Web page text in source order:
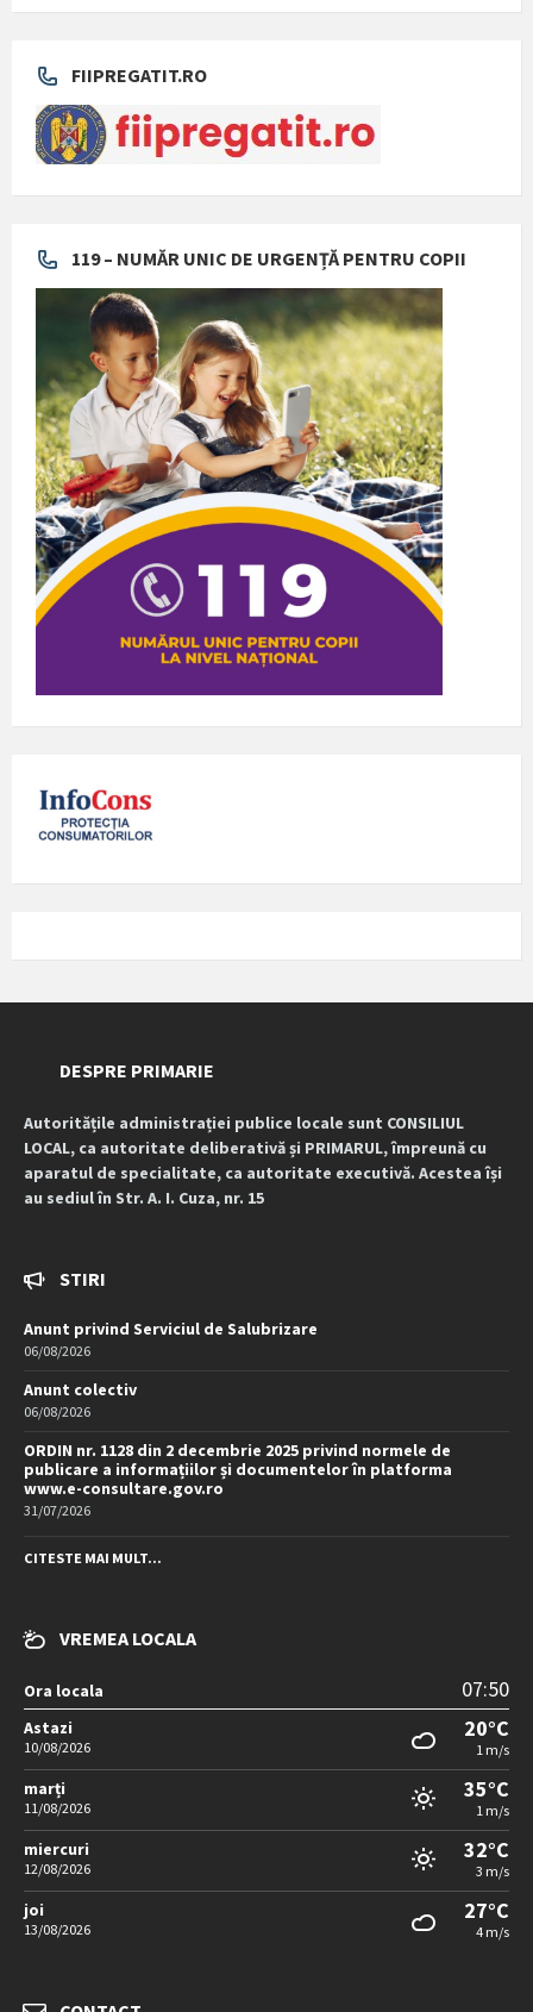
FIIPREGATIT.RO
119 – NUMĂR UNIC DE URGENȚĂ PENTRU COPII
DESPRE PRIMARIE
Autoritățile administrației publice locale sunt CONSILIUL
LOCAL, ca autoritate deliberativă și PRIMARUL, împreună cu
aparatul de specialitate, ca autoritate executivă. Acestea își
au sediul în Str. A. I. Cuza, nr. 15
STIRI
Anunt privind Serviciul de Salubrizare
06/08/2026
Anunt colectiv
06/08/2026
ORDIN nr. 1128 din 2 decembrie 2025 privind normele de
publicare a informațiilor și documentelor în platforma
www.e-consultare.gov.ro
31/07/2026
CITESTE MAI MULT...
VREMEA LOCALA
Ora locala 07:50
Astazi
10/08/2026
20°C
1 m/s
marți
11/08/2026
35°C
1 m/s
miercuri
12/08/2026
32°C
3 m/s
joi
13/08/2026
27°C
4 m/s